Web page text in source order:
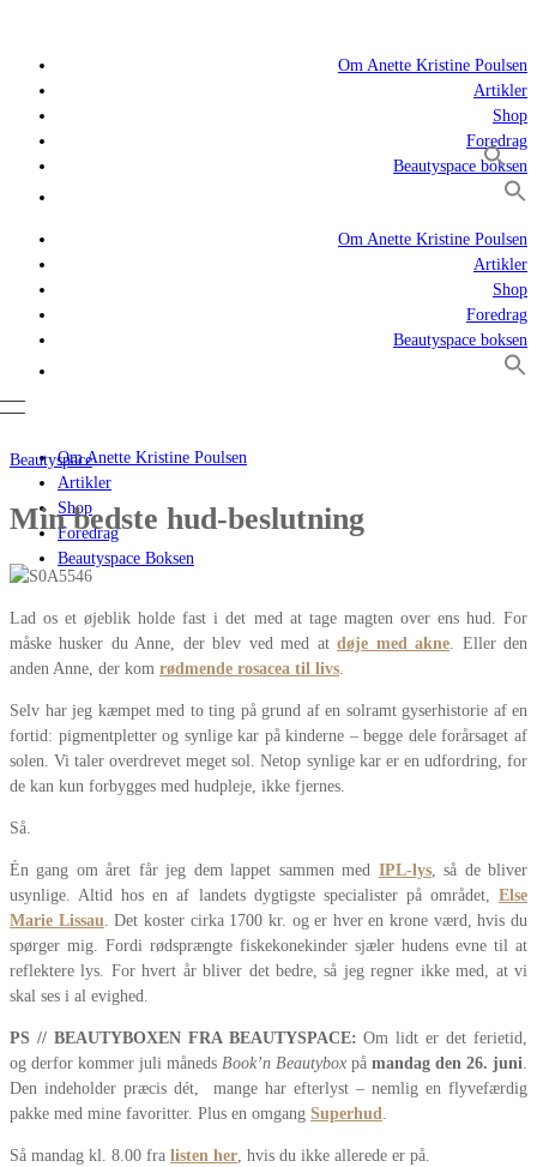
Om Anette Kristine Poulsen
Artikler
Shop
Foredrag
Beautyspace boksen
Om Anette Kristine Poulsen
Artikler
Shop
Foredrag
Beautyspace boksen
Om Anette Kristine Poulsen
Artikler
Shop
Foredrag
Beautyspace Boksen
Beautyspace
Min bedste hud-beslutning
Lad os et øjeblik holde fast i det med at tage magten over ens hud. For
måske husker du Anne, der blev ved med atdøje med akne. Eller den
anden Anne, der kom rødmende rosacea til livs.
Selv har jeg kæmpet med to ting på grund af en solramt gyserhistorie af en
fortid: pigmentpletter og synlige kar på kinderne – begge dele forårsaget af
solen. Vi taler overdrevet meget sol. Netop synlige kar er en udfordring, for
de kan kun forbygges med hudpleje, ikke fjernes.
Så.
Én gang om året får jeg dem lappet sammen med IPL-lys, så de bliver
usynlige. Altid hos en af landets dygtigste specialister på området, Else
Marie Lissau. Det koster cirka 1700 kr. og er hver en krone værd, hvis du
spørger mig. Fordi rødsprængte fiskekonekinder sjæler hudens evne til at
reflektere lys. For hvert år bliver det bedre, så jeg regner ikke med, at vi
skal ses i al evighed.
PS // BEAUTYBOXEN FRA BEAUTYSPACE: Om lidt er det ferietid,
og derfor kommer juli måneds Book’n Beautybox på mandag den 26. juni.
Den indeholder præcis dét, mange har efterlyst – nemlig en flyvefærdig
pakke med mine favoritter. Plus en omgang Superhud.
Så mandag kl. 8.00 fra listen her, hvis du ikke allerede er på.